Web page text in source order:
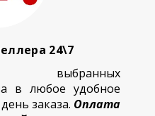
24\7
в любое удобное
заказа. Оплата